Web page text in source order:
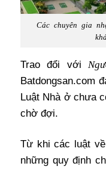
Các chuyên gia
Trao đổi với
Batdongsan.com
Luật Nhà ở chưa
chờ đợi.
Từ khi các luật
những quy định